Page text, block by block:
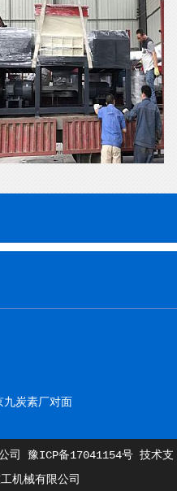
炭素厂对面
司 豫ICP备17041154号 技术支
机械有限公司